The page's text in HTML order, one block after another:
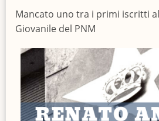
Mancato uno tra i primi iscritti
Giovanile del PNM